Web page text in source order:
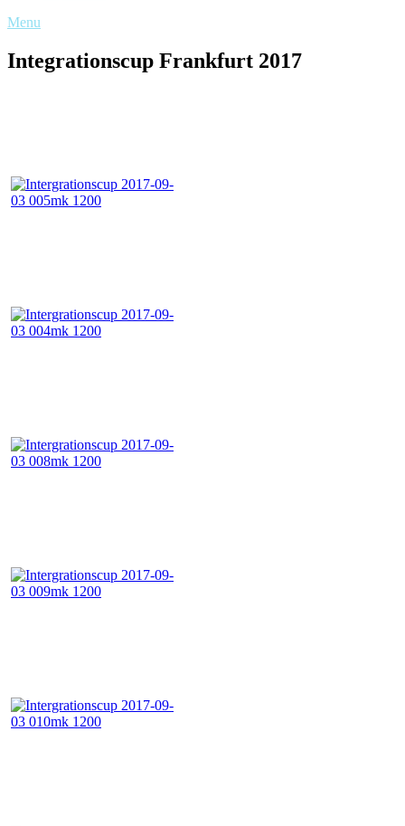
Menu
Integrationscup Frankfurt 2017